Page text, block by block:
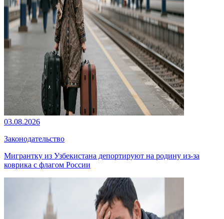
03.08.2026
Законодательство
Мигрантку из Узбекистана депортируют на родину из-за
коврика с флагом России